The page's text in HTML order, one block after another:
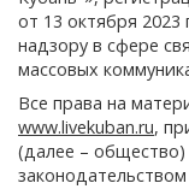
от 13 октября
надзору в сфере
массовых
Все права на
www.livekuban.ru,
(далее – общество)